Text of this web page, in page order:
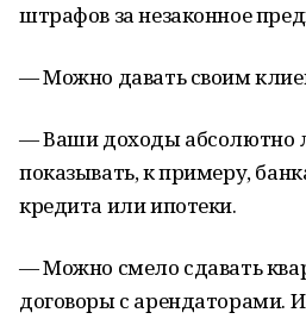
штрафов за незаконное
— Можно давать своим
— Ваши доходы абсолютно
показывать, к примеру,
кредита или ипотеки.
— Можно смело сдавать
договоры с арендаторами. И